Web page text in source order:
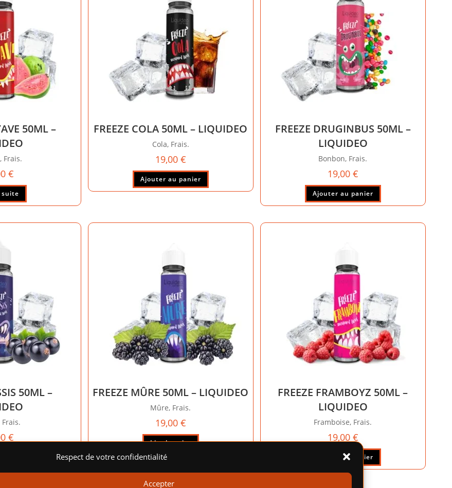
Respect de votre confidentialité
Accepter
50ML –
Frais.
€
suite
FREEZE COLA 50ML – LIQUIDEO
Cola, Frais.
19,00 €
Ajouter au panier
FREEZE DRUGINBUS 50ML –
LIQUIDEO
Bonbon, Frais.
19,00 €
Ajouter au panier
50ML –
Frais.
€
FREEZE MÛRE 50ML – LIQUIDEO
Mûre, Frais.
19,00 €
Lire la suite
FREEZE FRAMBOYZ 50ML –
LIQUIDEO
Framboise, Frais.
19,00 €
Ajouter au panier